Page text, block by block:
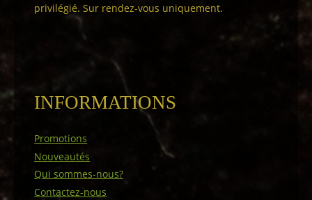
privilégié. Sur rendez-vous uniquement.
INFORMATIONS
Promotions
Nouveautés
Qui sommes-nous?
Contactez-nous